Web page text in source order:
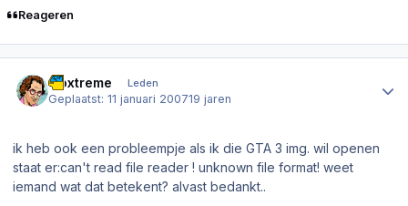
Reageren
kloxtreme Leden
Geplaatst:11 januari 200719 jaren
ik heb ook een probleempje als ik die GTA 3 img. wil openen
staat er:can't read file reader ! unknown file format! weet
iemand wat dat betekent? alvast bedankt..